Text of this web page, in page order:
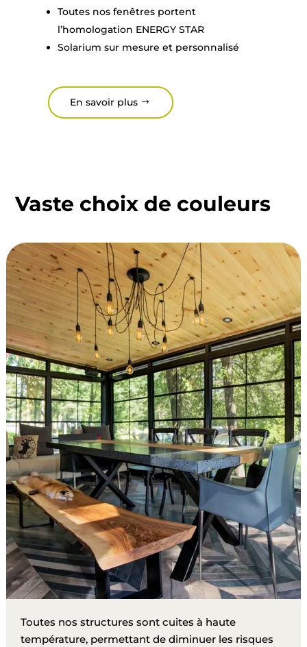
Toutes nos fenêtres portent
l’homologation ENERGY STAR
Solarium sur mesure et personnalisé
En savoir plus
Vaste choix de couleurs
Toutes nos structures sont cuites à haute
température, permettant de diminuer les risques